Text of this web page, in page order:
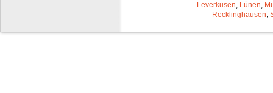
Leverkusen, Lünen,
Recklinghausen,